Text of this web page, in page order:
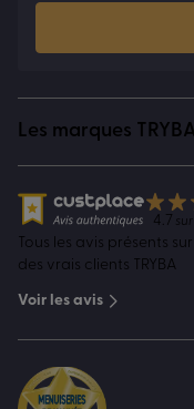
Les marques TRYBA
4.7 sur
Tous les avis présents
des vrais clients TRYBA
Voir les avis